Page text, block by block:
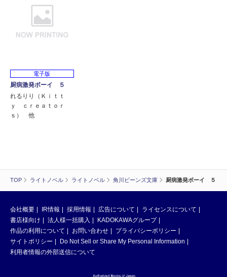
TOP ライトノベル ライトノベル 角川ビーンズ文庫 厨病激発ボーイ ５
電子版
厨病激発ボーイ ５
れるりり（Ｋｉｔｔ
ｙ ｃｒｅａｔｏｒ
ｓ） 他
会社概要 IR情報 採用情報 広告について
ライセンスについて
書店様向け
法人様一括購入
KADOKAWAグループ
作品の利用について
お問い合わせ
プライバシーポリシー
サイトポリシー
Do Not Sell or Share My Personal Information
利用者情報の外部送信について